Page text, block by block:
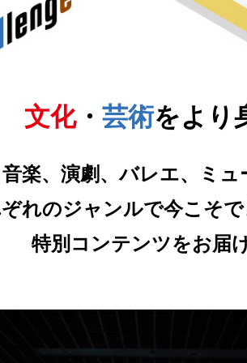
文化・ 芸術をより
音楽、演劇、バレエ、ミ
れのジャンルで今こそ
特別コンテンツをお届